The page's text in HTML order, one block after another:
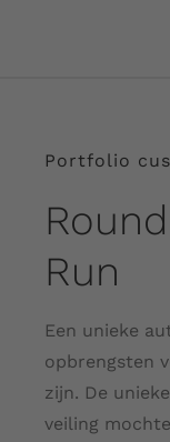
Portfolio
Run
Een unieke
opbrengsten
zijn. De
veiling